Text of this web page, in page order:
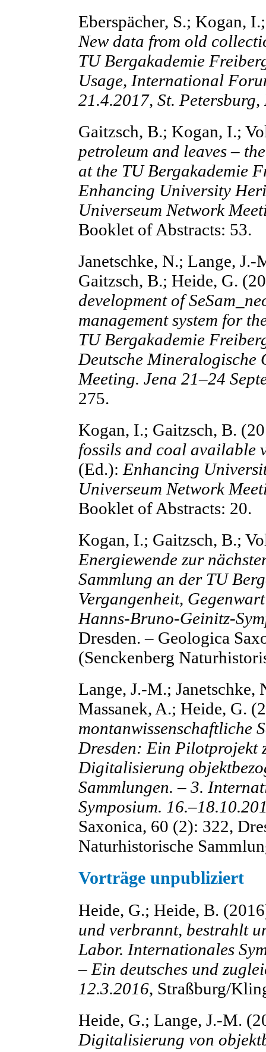
Eberspächer, S.; Kogan,
New data from old
TU Bergakademie
Usage, International
21.4.2017, St. Petersburg,
Gaitzsch, B.; Kogan, I.;
petroleum and leaves –
at the TU Bergakademie
Enhancing University
Universeum Network
Booklet of Abstracts: 53.
Janetschke, N.; Lange,
Gaitzsch, B.; Heide, G.
development of
management system for
TU Bergakademie
Deutsche Mineralogische
Meeting. Jena 21–24
275.
Kogan, I.; Gaitzsch, B.
fossils and coal available
(Ed.): Enhancing
Universeum Network
Booklet of Abstracts: 20.
Kogan, I.; Gaitzsch, B.;
Energiewende zur
Sammlung an der TU
Vergangenheit,
Hanns-Bruno-Geinitz-
Dresden. – Geologica
(Senckenberg
Lange, J.-M.; Janetschke,
Massanek, A.; Heide, G.
montanwissenschaftliche
Dresden: Ein Pilotprojekt
Digitalisierung
Sammlungen. – 3.
Symposium.
Saxonica, 60 (2): 322,
Naturhistorische
Vorträge unpubliziert
Heide, G.; Heide, B.
und verbrannt, bestrahlt
Labor. Internationales
– Ein deutsches und
12.3.2016, Straßburg/
Heide, G.; Lange, J.-M.
Digitalisierung von